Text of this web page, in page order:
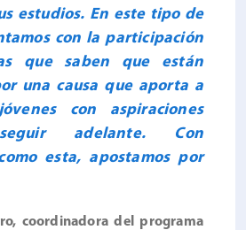
estudios. En este tipo de
con la participación
que saben que están
una causa que aporta a
con aspiraciones
adelante. Con
esta, apostamos por
coordinadora del programa